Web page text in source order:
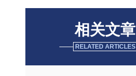
相关文章
RELATED ARTICLES